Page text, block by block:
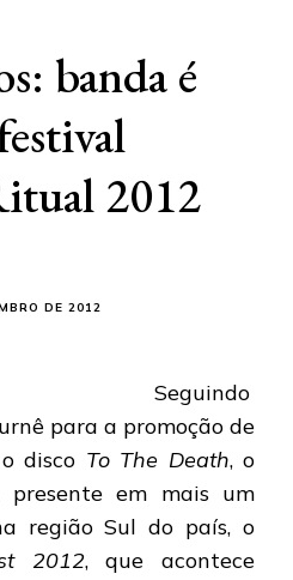
banda é
2012
DE 2012
Seguindo
para a promoção de
disco To The Death, o
presente em mais um
região Sul do país, o
2012, que acontece